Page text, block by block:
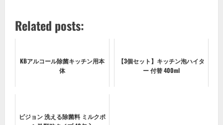
Related posts:
KBアルコール除菌キッチン用本
体
【3個セット】キッチン泡ハイタ
ー 付替 400ml
ピジョン 洗える除菌料 ミルクポ